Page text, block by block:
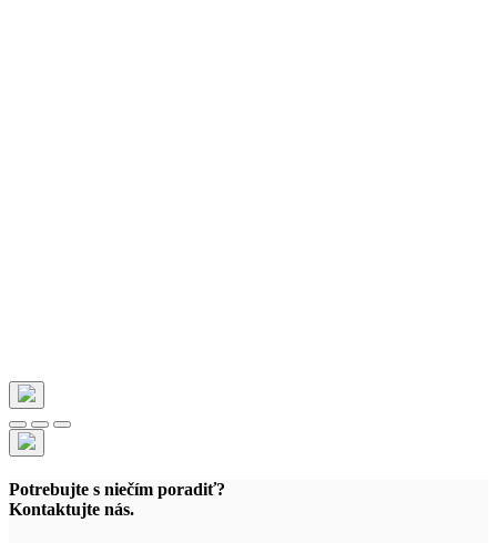
Potrebujte s niečím poradiť?
Kontaktujte nás.